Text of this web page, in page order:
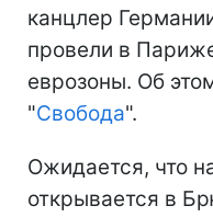
канцлер
провели в
еврозоны. Об
"Свобода".
Ожидается, что
открывается в